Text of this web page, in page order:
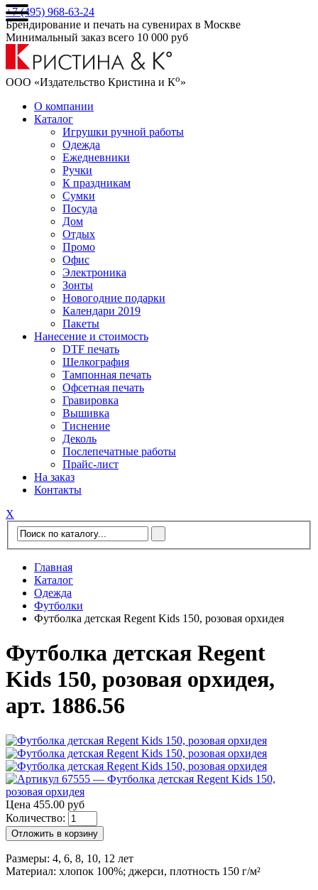
+7 (495) 968-63-24
Брендирование и печать на сувенирах в Москве
Минимальный заказ всего 10 000 руб
ООО «Издательство Кристина и Ко»
О компании
Каталог
Игрушки ручной работы
Одежда
Ежедневники
Ручки
К праздникам
Сумки
Посуда
Дом
Отдых
Промо
Офис
Электроника
Зонты
Новогодние подарки
Календари 2019
Пакеты
Нанесение и стоимость
DTF печать
Шелкография
Тампонная печать
Офсетная печать
Гравировка
Вышивка
Тиснение
Деколь
Послепечатные работы
Прайс-лист
На заказ
Контакты
Х
Главная
Каталог
Одежда
Футболки
Футболка детская Regent Kids 150, розовая орхидея
Футболка детская Regent
Kids 150, розовая орхидея,
арт. 1886.56
Цена 455.00 руб
Количество:
Отложить в корзину
Размеры: 4, 6, 8, 10, 12 лет
Материал: хлопок 100%; джерси, плотность 150 г/м²